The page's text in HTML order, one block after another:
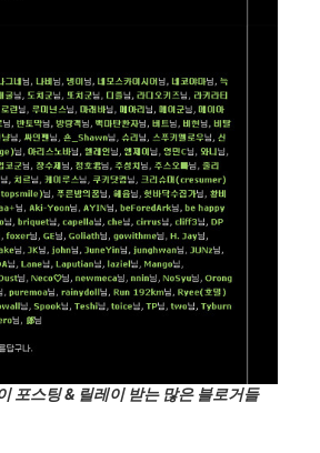
포스팅 & 릴레이 받는 많은 블로거들